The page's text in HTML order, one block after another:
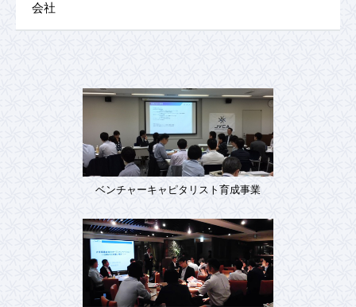
会社
ベンチャーキャピタリスト育成事業